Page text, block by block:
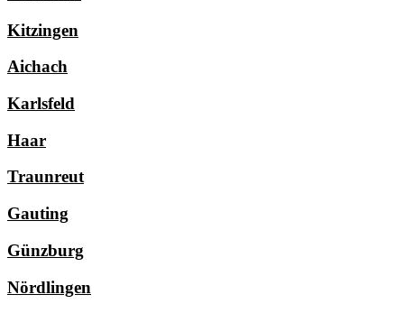
Kitzingen
Aichach
Karlsfeld
Haar
Traunreut
Gauting
Günzburg
Nördlingen